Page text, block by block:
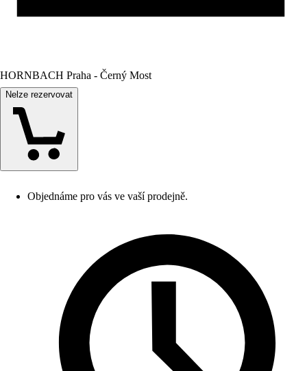
HORNBACH Praha - Černý Most
Nelze rezervovat
Objednáme pro vás ve vaší prodejně.